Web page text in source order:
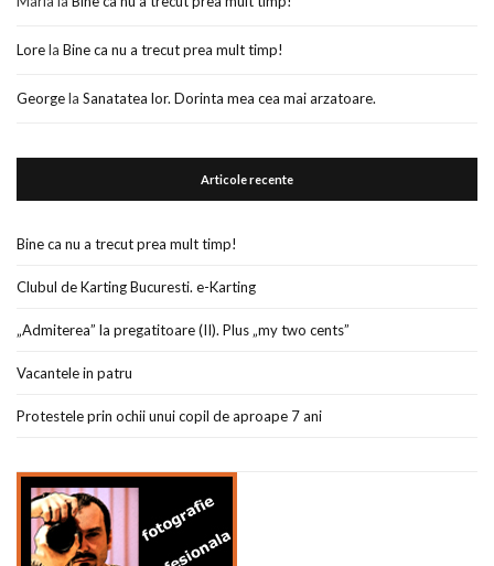
Lorela Bine ca nu a trecut prea mult timp!
Georgela Sanatatea lor. Dorinta mea cea mai arzatoare.
Articole recente
Bine ca nu a trecut prea mult timp!
Clubul de Karting Bucuresti. e-Karting
„Admiterea” la pregatitoare (II). Plus „my two cents”
Vacantele in patru
Protestele prin ochii unui copil de aproape 7 ani